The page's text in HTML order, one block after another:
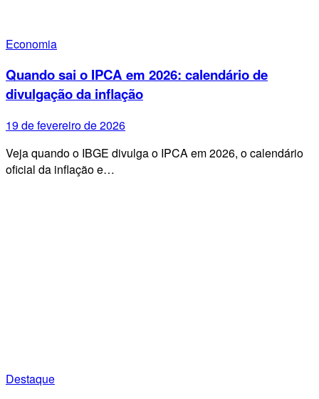
Economia
Quando sai o IPCA em 2026: calendário de
divulgação da inflação
19 de fevereiro de 2026
Veja quando o IBGE divulga o IPCA em 2026, o calendário
oficial da inflação e…
Destaque